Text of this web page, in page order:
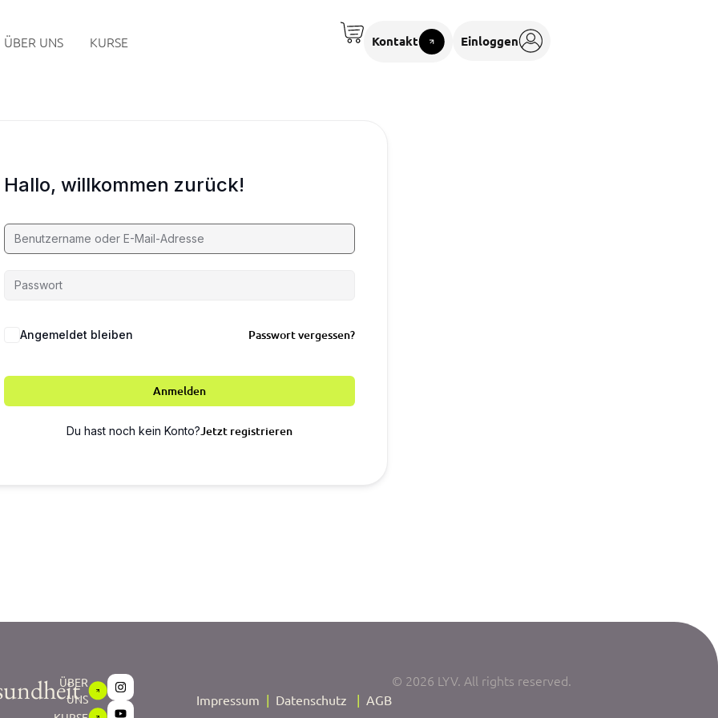
ÜBER UNS KURSE Kontakt Einloggen
Hallo, willkommen zurück!
Angemeldet bleiben Passwort vergessen?
Anmelden
Du hast noch kein Konto?Jetzt registrieren
ÜBER
UNS
Impressum | Datenschutz | AGB
© 2026 LYV. All rights reserved.